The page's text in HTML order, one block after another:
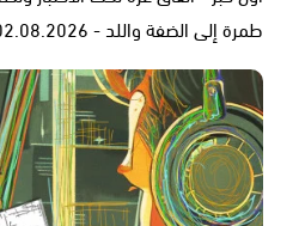
طمرة إلى الضفة واللد - 02.08.2026